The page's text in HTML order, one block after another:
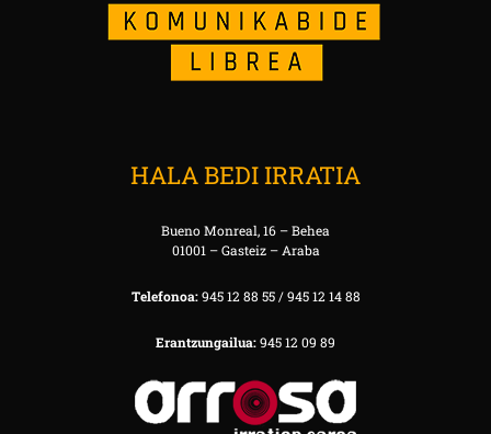
HALA BEDI IRRATIA
Bueno Monreal, 16 – Behea
01001 – Gasteiz – Araba
Telefonoa:945 12 88 55 / 945 12 14 88
Erantzungailua:945 12 09 89